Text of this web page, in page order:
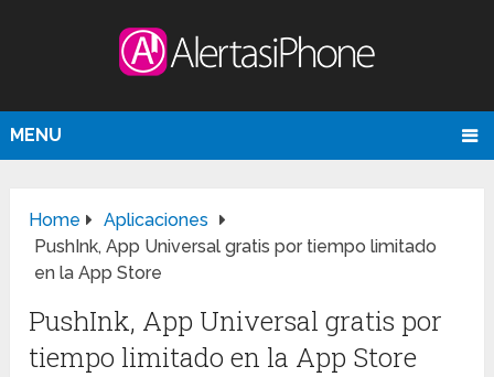
MENU
Home
Aplicaciones
PushInk, App Universal gratis por tiempo limitado
en la App Store
PushInk, App Universal gratis por
tiempo limitado en la App Store